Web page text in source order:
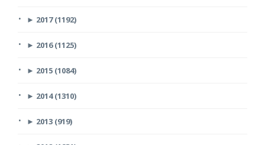
► 2017 (1192)
► 2016 (1125)
► 2015 (1084)
► 2014 (1310)
► 2013 (919)